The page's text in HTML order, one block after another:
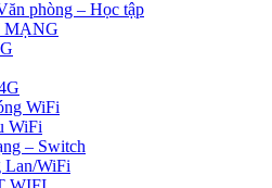
phòng – Học tập
MẠNG
WiFi
WiFi
– Switch
Lan/WiFi